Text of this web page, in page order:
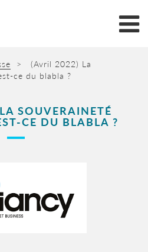
> (Avril 2022) La
ce du blabla ?
SOUVERAINETÉ
CE DU BLABLA ?